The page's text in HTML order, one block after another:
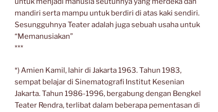
mandiri serta mampu untuk berdiri di atas kaki sendiri.
Sesungguhnya Teater adalah juga sebuah usaha untuk
“Memanusiakan”
***
*) Amien Kamil, lahir di Jakarta 1963. Tahun 1983,
sempat belajar di Sinematografi Institut Kesenian
Jakarta. Tahun 1986-1996, bergabung dengan Bengkel
Teater Rendra, terlibat dalam beberapa pementasan di